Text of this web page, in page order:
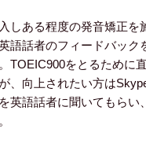
しある程度の発音矯正を
語話者のフィードバック
TOEIC900をとるために
、向上されたい方は
英語話者に聞いてもらい